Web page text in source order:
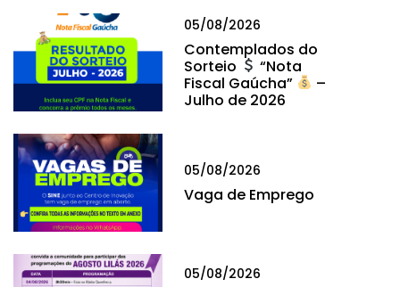
05/08/2026
Contemplados do
Sorteio
“Nota
Fiscal Gaúcha”
–
Julho de 2026
05/08/2026
Vaga de Emprego
05/08/2026